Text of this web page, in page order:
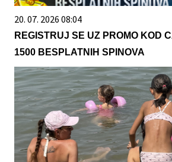
20. 07. 2026 08:04
REGISTRUJ SE UZ PROMO KOD
1500 BESPLATNIH SPINOVA